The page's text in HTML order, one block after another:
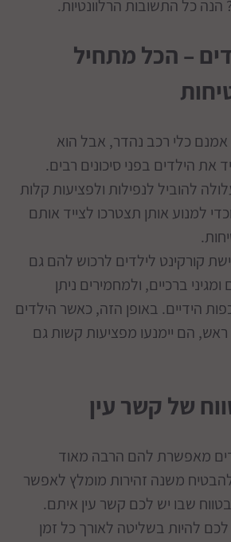
כל התשובות הרלוונטיות.
– הכל מתחיל
אמנם כלי רכב נהדר, אבל הוא
הילדים בפני סיכונים רבים.
להוביל לנפילות ולפציעות קלות
למנוע אותן תצטרכו לצייד אותם
קורקינט לילדים לרכוש להם גם
ברכיים, ולמחמירים ניתן
הידיים. באופן הזה, כאשר הילדים
ראש, הם יימנעו מפציעות קשות גם
של קשר עין
מאפשרת להם הרבה מאוד
משנה זהירות מומלץ לאפשר
שבו יש לכם קשר עין איתם.
להיות בשליטה לאורך כל זמן